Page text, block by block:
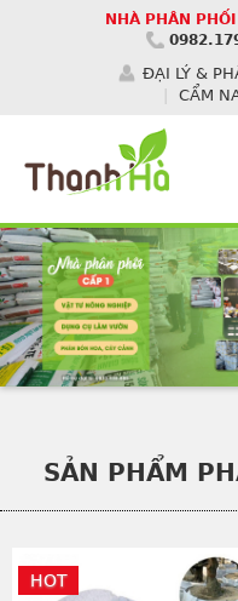
NHÀ PHÂN
ĐẠI LÝ &
CẨM
SẢN PHẨM
HOT